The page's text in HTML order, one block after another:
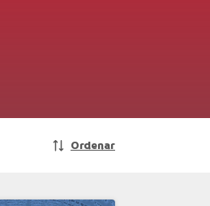
Ordenar